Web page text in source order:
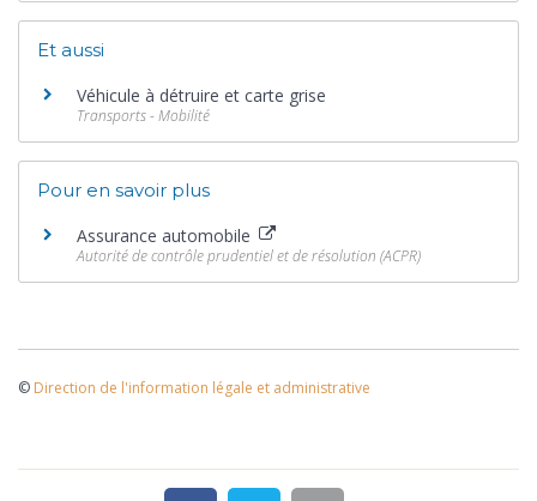
Et aussi
Véhicule à détruire et carte grise
Transports - Mobilité
Pour en savoir plus
Assurance automobile
Autorité de contrôle prudentiel et de résolution (ACPR)
© Direction de l'information légale et administrative